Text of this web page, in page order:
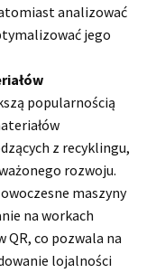
analizować
jego
popularnością
z recyklingu,
rozwoju.
maszyny
na workach
QR, co pozwala na
lojalności